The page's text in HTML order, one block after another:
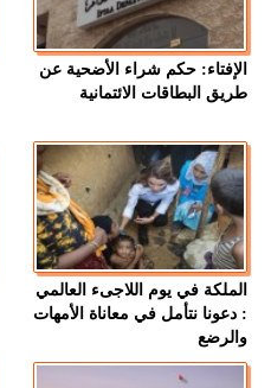
الإفتاء: حكم شراء الأضحية عن
طريق البطاقات الائتمانية
الملكة في يوم اللاجىء العالمي
: دعونا نتأمل في معاناة الأمهات
والرضع